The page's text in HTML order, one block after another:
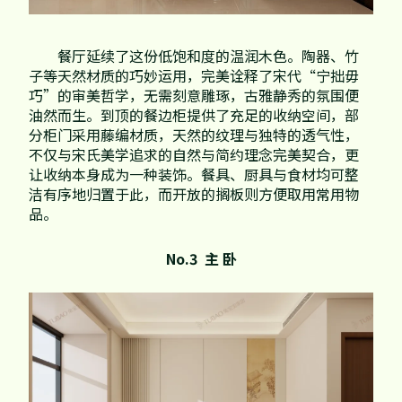
餐厅延续了这份低饱和度的温润木色。陶器、竹
子等天然材质的巧妙运用，完美诠释了宋代“宁拙毋
巧”的审美哲学，无需刻意雕琢，古雅静秀的氛围便
油然而生。到顶的餐边柜提供了充足的收纳空间，部
分柜门采用藤编材质，天然的纹理与独特的透气性，
不仅与宋氏美学追求的自然与简约理念完美契合，更
让收纳本身成为一种装饰。餐具、厨具与食材均可整
洁有序地归置于此，而开放的搁板则方便取用常用物
品。
No.3 主 卧